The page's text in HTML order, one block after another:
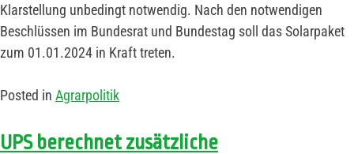
Klarstellung unbedingt notwendig. Nach den notwendigen
Beschlüssen im Bundesrat und Bundestag soll das Solarpaket
zum 01.01.2024 in Kraft treten.
Posted in Agrarpolitik
UPS berechnet zusätzliche